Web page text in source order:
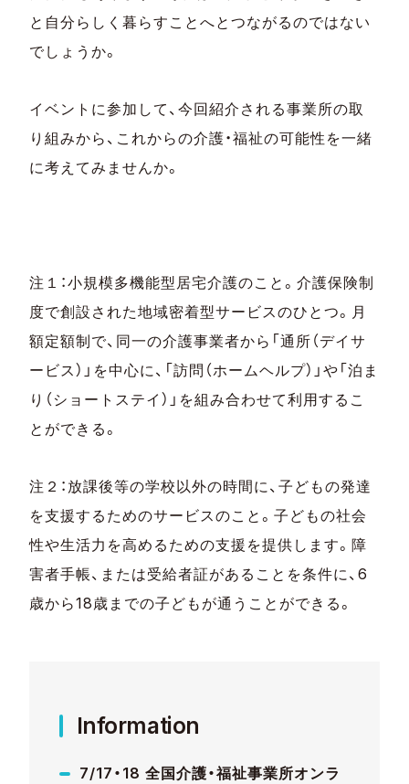
と自分らしく暮らすことへとつながるのではない
でしょうか。
イベントに参加して、今回紹介される事業所の取
り組みから、これからの介護・福祉の可能性を一緒
に考えてみませんか。
注１：小規模多機能型居宅介護のこと。介護保険制
度で創設された地域密着型サービスのひとつ。月
額定額制で、同一の介護事業者から「通所（デイサ
ービス）」を中心に、「訪問（ホームヘルプ）」や「泊ま
り（ショートステイ）」を組み合わせて利用するこ
とができる。
注２：放課後等の学校以外の時間に、子どもの発達
を支援するためのサービスのこと。子どもの社会
性や生活力を高めるための支援を提供します。障
害者手帳、または受給者証があることを条件に、6
歳から18歳までの子どもが通うことができる。
Information
7/17・18 全国介護・福祉事業所オンラ